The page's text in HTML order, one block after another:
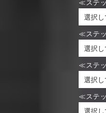
≪ステ
≪ステ
≪ステ
≪ステ